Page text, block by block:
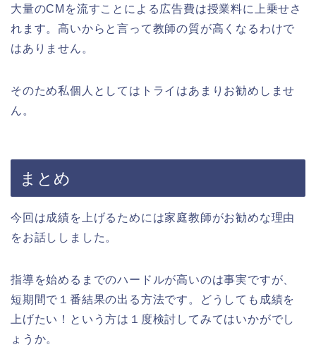
大量のCMを流すことによる広告費は授業料に上乗せさ
れます。高いからと言って教師の質が高くなるわけで
はありません。
そのため私個人としてはトライはあまりお勧めしませ
ん。
まとめ
今回は成績を上げるためには家庭教師がお勧めな理由
をお話ししました。
指導を始めるまでのハードルが高いのは事実ですが、
短期間で１番結果の出る方法です。どうしても成績を
上げたい！という方は１度検討してみてはいかがでし
ょうか。